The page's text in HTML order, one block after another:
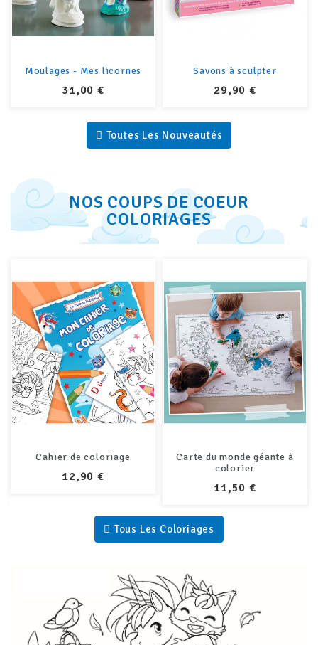
Moulages - Mes licornes
PRIX
31,00 €
Savons à sculpter
PRIX
29,90 €
Toutes Les Nouveautés
NOS COUPS DE COEUR
COLORIAGES
Cahier de coloriage
PRIX
12,90 €
Carte du monde géante à
colorier
PRIX
11,50 €
Tous Les Coloriages